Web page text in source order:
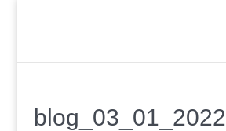
blog_03_01_2022